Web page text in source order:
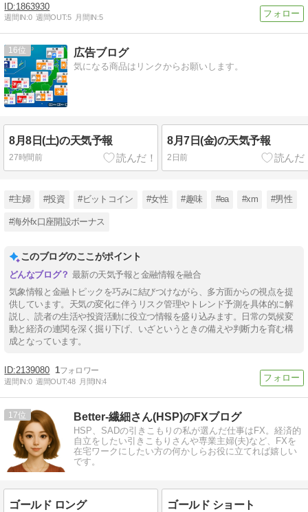
1863930
週間IN:0 週間OUT:5 月間IN:5
16 広告ブログ
気になる商品はリンクからお願いします。
8月8日(土)の天気予報
27時間前
8月7日(金)の天気予報
2日前
#主婦 #投資 #ビットコイン #女性 #趣味 #ea #xm #男性
#海外fx口座開設ボーナス
このブログのここがポイント
最新の天気予報と金融情報を融合
気象情報と金融トピックを巧みに結びつけながら、多方面からの視点を提
供しています。天気の変化に伴うリスク管理やトレンド予測を具体的に解
説し、読者の生活や投資活動に役立つ情報を盛り込みます。日常の気候変
動と経済の連関を深く掘り下げ、いざというときの備えや判断力を育む構
成となっています。
2139080 1
週間IN:0 週間OUT:48 月間IN:4
17 Better-繊細さん(HSP)のFXブログ
HSP、SADの引きこもりの私が選んだ仕事はFX。経済的
自立をしたい引きこもりさんや専業主婦(夫)など、FXを
在宅ワークにしたい方の何かしらお役に立てれば嬉しい
です。
ゴールド ロング ゴールド ショート